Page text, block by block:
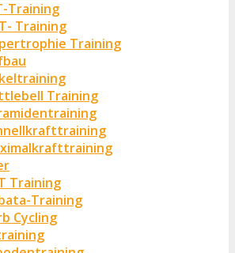
Training
Training
Training
Training
Training
Training
Cycling